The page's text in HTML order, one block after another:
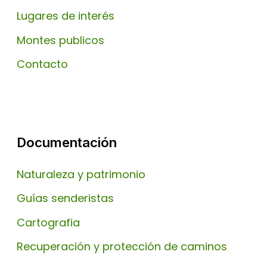
Lugares de interés
Montes publicos
Contacto
Documentación
Naturaleza y patrimonio
Guías senderistas
Cartografia
Recuperación y protección de caminos